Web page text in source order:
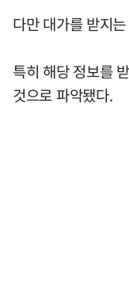
다만 대가를 받지
특히 해당 정보를
것으로 파악됐다.